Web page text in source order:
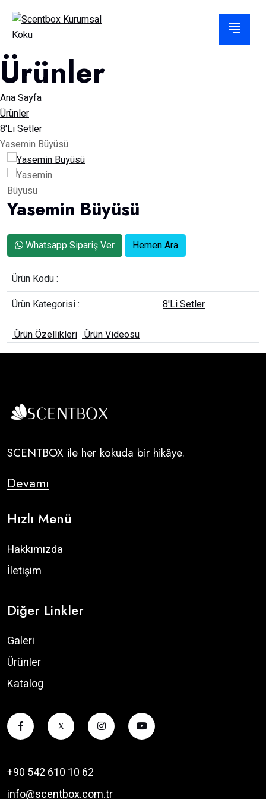
Ürünler
Ana Sayfa
Ürünler
8'Li Setler
Yasemin Büyüsü
Yasemin Büyüsü
Whatsapp Sipariş Ver Hemen Ara
Ürün Kodu :
Ürün Kategorisi :
8'Li Setler
Ürün Özellikleri Ürün Videosu
SCENTBOX ile her kokuda bir hikâye.
Devamı
Hızlı Menü
Hakkımızda
İletişim
Diğer Linkler
Galeri
Ürünler
Katalog
X
+90 542 610 10 62
info@scentbox.com.tr